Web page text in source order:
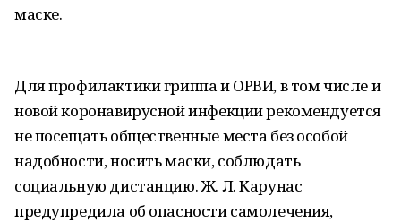
маске.
Для профилактики гриппа и ОРВИ, в том числе и
новой коронавирусной инфекции рекомендуется
не посещать общественные места без особой
надобности, носить маски, соблюдать
социальную дистанцию. Ж. Л. Карунас
предупредила об опасности самолечения,